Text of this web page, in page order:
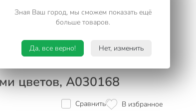
Зная Ваш город, мы сможем показать ещё
больше товаров.
Да, все верно! Нет, изменить
Корзина
САД И ОГОРОД ТУРИЗМ. ОТДЫХ НА ДАЧЕ
цветов, А030168
цветов, А030168
Сравнить В избранное